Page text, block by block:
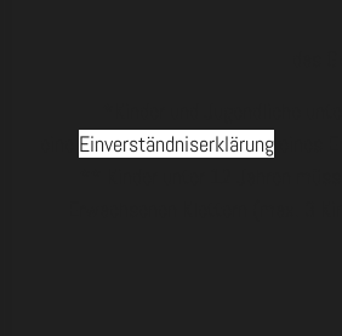
Einverständniserklärung